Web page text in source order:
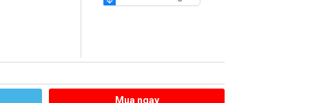
Mua ngay